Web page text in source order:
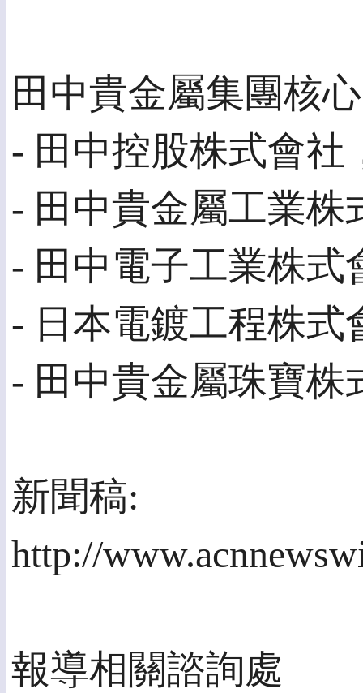
田中貴金屬集團核
- 田中控股株式會社
- 田中貴金屬工業株
- 田中電子工業株式
- 日本電鍍工程株式
- 田中貴金屬珠寶株
新聞稿:
http://
報導相關諮詢處